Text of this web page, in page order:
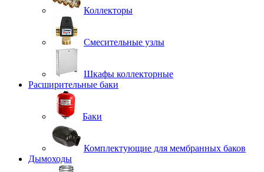
Коллекторы
Смесительные узлы
Шкафы коллекторные
Расширительные баки
Баки
Комплектующие для мембранных баков
Дымоходы